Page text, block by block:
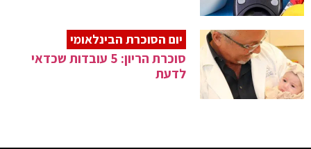
יום הסוכרת הבינלאומי
סוכרת הריון: 5 עובדות שכדאי
לדעת